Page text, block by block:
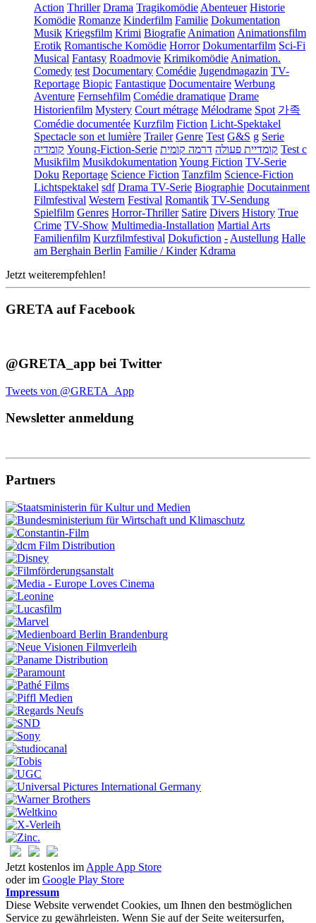
Action Thriller Drama Tragikomödie Abenteuer Historie
Komödie Romanze Kinderfilm Familie Dokumentation
Musik Kriegsfilm Krimi Biografie Animation Animationsfilm
Erotik Romantische Komödie Horror Dokumentarfilm Sci-Fi
Musical Fantasy Roadmovie Krimikomödie Animation.
Comedy test Documentary Comédie Jugendmagazin TV-
Reportage Biopic Fantastique Documentaire Werbung
Aventure Fernsehfilm Comédie dramatique Drame
Historienfilm Mystery Court métrage Mélodrame Spot 가족
Comédie documentée Kurzfilm Fiction Licht-Spektakel
Spectacle son et lumière Trailer Genre Test G&S g Serie
קומדיה Young-Fiction-Serie קומדיית פעולה דרמה קומית
Test c
Musikfilm Musikdokumentation Young Fiction TV-Serie
Doku Reportage Science Fiction Tanzfilm Science-Fiction
Lichtspektakel sdf Drama TV-Serie Biographie Docutainment
Filmfestival Western Festival Romantik TV-Sendung
Spielfilm Genres Horror-Thriller Satire Divers History True
Crime TV-Show Multimedia-Installation Martial Arts
Familienfilm Kurzfilmfestival Dokufiction - Austellung Halle
am Berghain Berlin Familie / Kinder Kdrama
Jetzt weiterempfehlen!
GRETA auf Facebook
@GRETA_app bei Twitter
Tweets von @GRETA_App
Newsletter anmeldung
Partners
Jetzt kostenlos im Apple App Store
oder im Google Play Store
Impressum
Diese Website verwendet Cookies, um Ihnen den bestmöglichen
Service zu gewährleisten. Wenn Sie auf der Seite weitersurfen,